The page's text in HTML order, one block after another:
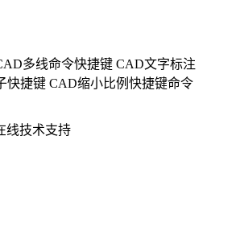
多线命令快捷键 CAD文字标注
快捷键 CAD缩小比例快捷键命令
线技术支持